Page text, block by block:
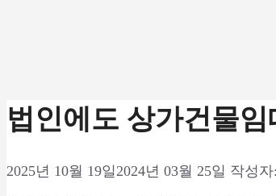
법인에도 상가건물
2025년 10월 19일2024년 03월 25일 작성자: